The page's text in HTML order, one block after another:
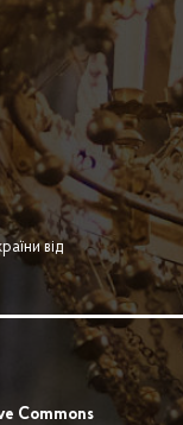
від
Commons